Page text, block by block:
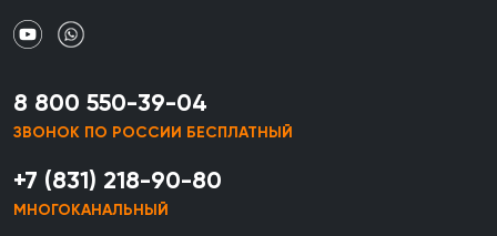
8 800 550-39-04
ЗВОНОК ПО РОССИИ БЕСПЛАТНЫЙ
+7 (831) 218-90-80
МНОГОКАНАЛЬНЫЙ